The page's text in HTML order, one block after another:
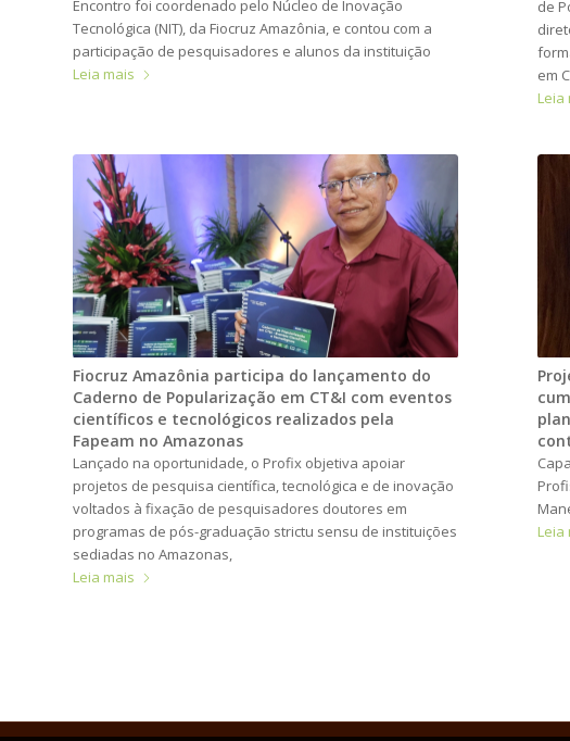
Encontro foi coordenado pelo Núcleo de Inovação
Tecnológica (NIT), da Fiocruz Amazônia, e contou com a
participação de pesquisadores e alunos da instituição
Leia mais
de
em
Leia
Fiocruz Amazônia participa do lançamento do
Caderno de Popularização em CT&I com eventos
científicos e tecnológicos realizados pela
Fapeam no Amazonas
Lançado na oportunidade, o Profix objetiva apoiar
projetos de pesquisa científica, tecnológica e de inovação
voltados à fixação de pesquisadores doutores em
programas de pós-graduação strictu sensu de instituições
sediadas no Amazonas,
Leia mais
Leia